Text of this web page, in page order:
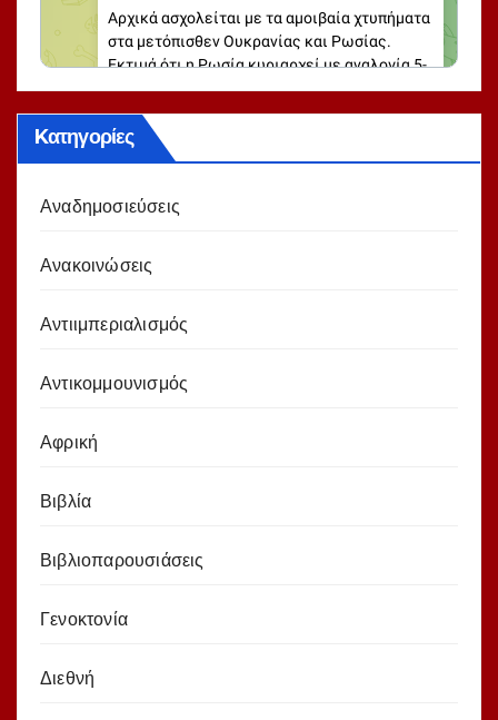
Kατηγορίες
Αναδημοσιεύσεις
Ανακοινώσεις
Αντιιμπεριαλισμός
Αντικομμουνισμός
Αφρική
Βιβλία
Βιβλιοπαρουσιάσεις
Γενοκτονία
Διεθνή